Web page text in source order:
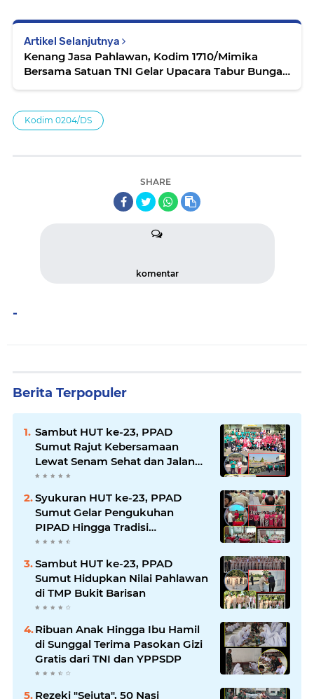
Artikel Selanjutnya
Kenang Jasa Pahlawan, Kodim 1710/Mimika
Bersama Satuan TNI Gelar Upacara Tabur Bunga
Kodim 0204/DS
SHARE
komentar
-
Berita Terpopuler
Sambut HUT ke-23, PPAD
Sumut Rajut Kebersamaan
Lewat Senam Sehat dan Jalan
Santai di Mako Bekangdam I/BB
Syukuran HUT ke-23, PPAD
Sumut Gelar Pengukuhan
PIPAD Hingga Tradisi
Kekeluargaan
Sambut HUT ke-23, PPAD
Sumut Hidupkan Nilai Pahlawan
di TMP Bukit Barisan
Ribuan Anak Hingga Ibu Hamil
di Sunggal Terima Pasokan Gizi
Gratis dari TNI dan YPPSDP
Rezeki "Sejuta", 50 Nasi